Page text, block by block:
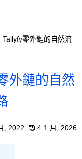
零外鏈的自然流
外鏈的自然
, 2022 4 1 月, 2026